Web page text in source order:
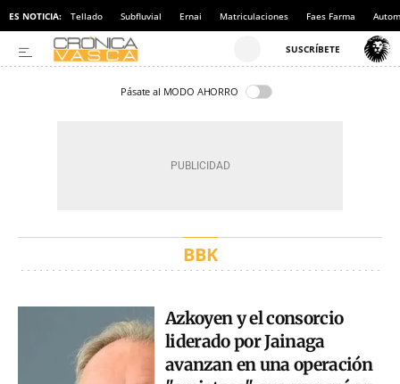
ES NOTICIA: Tellado Subfluvial Ernai Matriculaciones Faes Farma
Pásate al MODO AHORRO
BBK
Azkoyen y el consorcio
liderado por Jainaga
avanzan en una operación